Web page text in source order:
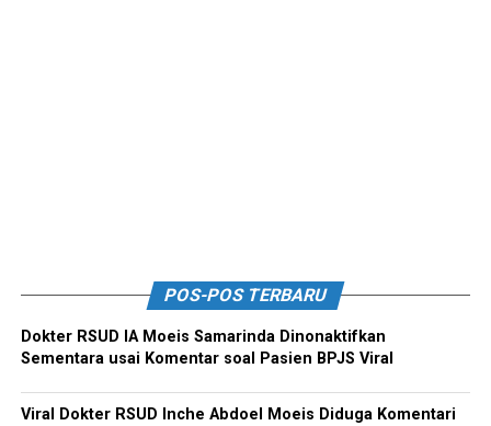
POS-POS TERBARU
Dokter RSUD IA Moeis Samarinda Dinonaktifkan
Sementara usai Komentar soal Pasien BPJS Viral
Viral Dokter RSUD Inche Abdoel Moeis Diduga Komentari